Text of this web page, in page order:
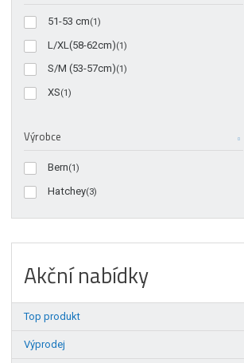
51-53 cm(1)
L/XL(58-62cm)(1)
S/M (53-57cm)(1)
XS(1)
Výrobce
Bern(1)
Hatchey(3)
Akční nabídky
Top produkt
Výprodej